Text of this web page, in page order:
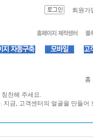
회원가
홈
찬해 주세요.
금, 고객센터의 얼굴을 만들어